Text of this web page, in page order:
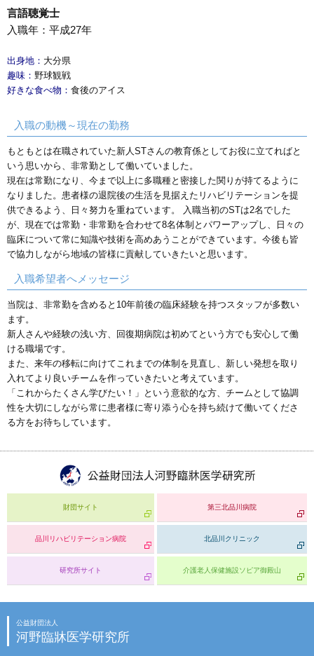
言語聴覚士
入職年：平成27年
出身地： 大分県
趣味： 野球観戦
好きな食べ物： 食後のアイス
入職の動機～現在の勤務
もともとは在職されていた新人STさんの教育係としてお役に立てればと
いう思いから、非常勤として働いていました。
現在は常勤になり、今まで以上に多職種と密接した関りが持てるように
なりました。患者様の退院後の生活を見据えたリハビリテーションを提
供できるよう、日々努力を重ねています。 入職当初のSTは2名でした
が、現在では常勤・非常勤を合わせて8名体制とパワーアップし、日々の
臨床について常に知識や技術を高めあうことができています。今後も皆
で協力しながら地域の皆様に貢献していきたいと思います。
入職希望者へメッセージ
当院は、非常勤を含めると10年前後の臨床経験を持つスタッフが多数い
ます。
新人さんや経験の浅い方、回復期病院は初めてという方でも安心して働
ける職場です。
また、来年の移転に向けてこれまでの体制を見直し、新しい発想を取り
入れてより良いチームを作っていきたいと考えています。
「これからたくさん学びたい！」という意欲的な方、チームとして協調
性を大切にしながら常に患者様に寄り添う心を持ち続けて働いてくださ
る方をお待ちしています。
財団サイト 第三北品川病院
品川リハビリテーション病院 北品川クリニック
研究所サイト 介護老人保健施設ソピア御殿山
公益財団法人
河野臨牀医学研究所